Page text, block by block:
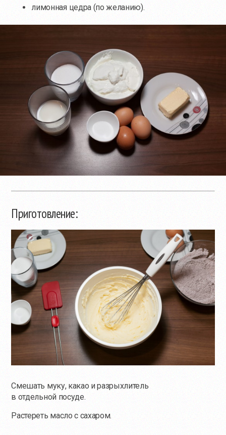
лимонная цедра (по желанию).
Приготовление:
Смешать муку, какао и разрыхлитель
в отдельной посуде.
Растереть масло с сахаром.